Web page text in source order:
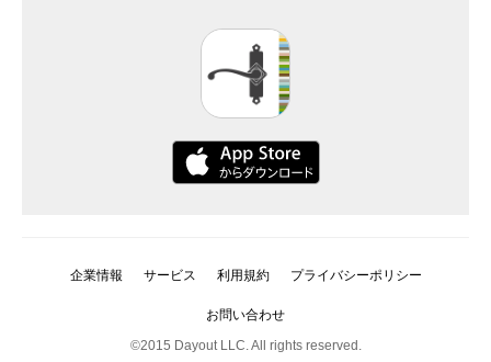
企業情報 サービス 利用規約 プライバシーポリシー
お問い合わせ
©2015 Dayout LLC. All rights reserved.